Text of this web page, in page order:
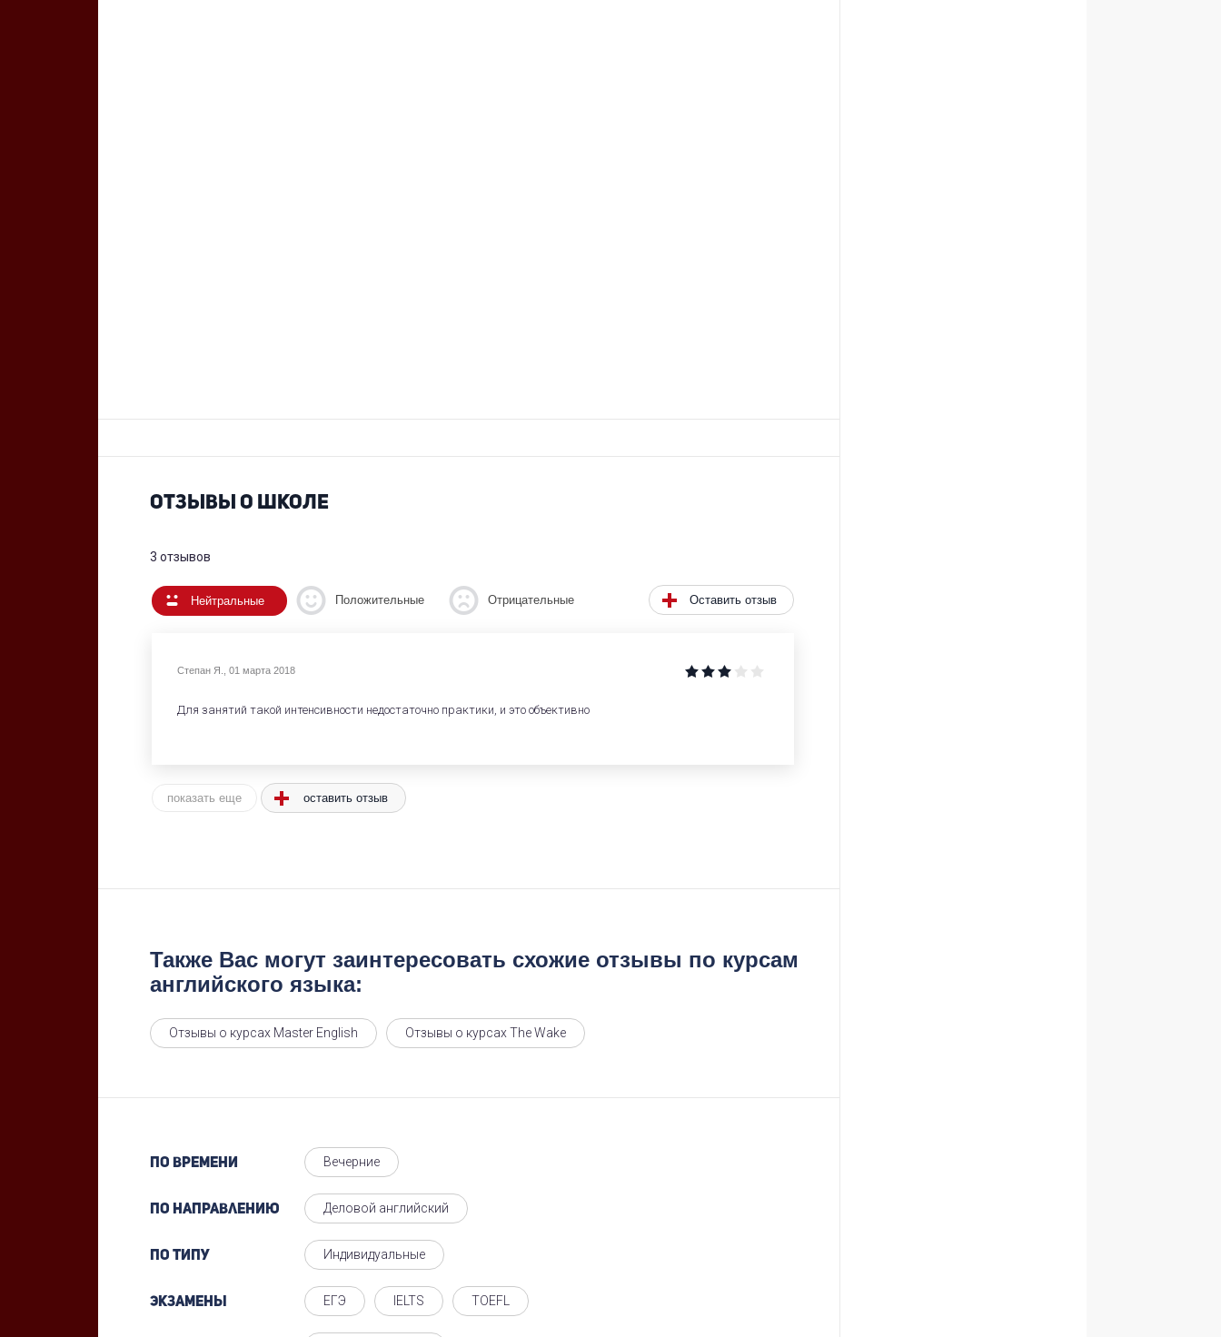
ОТЗЫВЫ О ШКОЛЕ
3 отзывов
Нейтральные Положительные Отрицательные Оставить отзыв
Степан Я.,01 марта 2018
Для занятий такой интенсивности недостаточно практики, и это объективно
показать еще оставить отзыв
Также Вас могут заинтересовать схожие отзывы по курсам
английского языка:
Отзывы о курсах Master English Отзывы о курсах The Wake
По времени Вечерние
По направлению Деловой английский
По типу Индивидуальные
Экзамены ЕГЭ IELTS TOEFL